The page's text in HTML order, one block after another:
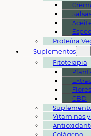
Salsas
Proteína
Suplementos
Fitoterapia
CBD
Vitaminas
Colágeno